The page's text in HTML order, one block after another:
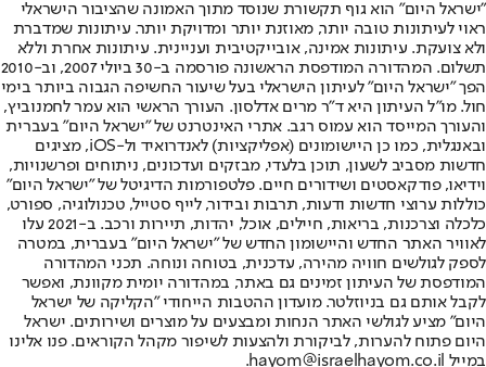
"ישראל היום" הוא גוף תקשורת שנוסד מתוך האמונה שהציבור הישראלי
ראוי לעיתונות טובה יותר, מאוזנת יותר ומדויקת יותר. עיתונות שמדברת
ולא צועקת. עיתונות אמינה, אובייקטיבית ועניינית. עיתונות אחרת וללא
תשלום. המהדורה המודפסת הראשונה פורסמה ב-30 ביולי 2007, וב-2010
הפך "ישראל היום" לעיתון הישראלי בעל שיעור החשיפה הגבוה ביותר בימי
חול. מו"ל העיתון היא ד"ר מרים אדלסון. העורך הראשי הוא עמר לחמנוביץ,
והעורך המייסד הוא עמוס רגב. אתרי האינטרנט של "ישראל היום" בעברית
ובאנגלית, כמו כן היישומונים (אפליקציות) לאנדרואיד ול-iOS, מציגים
חדשות מסביב לשעון, תוכן בלעדי, מבזקים ועדכונים, ניתוחים ופרשנויות,
וידיאו, פודקאסטים ושידורים חיים. פלטפורמות הדיגיטל של "ישראל היום"
כוללות ערוצי חדשות ודעות, תרבות ובידור, לייף סטייל, טכנולוגיה, ספורט,
כלכלה וצרכנות, בריאות, חיילים, אוכל, יהדות, תיירות ורכב. ב-2021 עלו
לאוויר האתר החדש והיישומון החדש של "ישראל היום" בעברית, במטרה
לספק לגולשים חוויה מהירה, עדכנית, בטוחה ונוחה. תכני המהדורה
המודפסת של העיתון זמינים גם באתר, במהדורה יומית מקוונת, ואפשר
לקבל אותם גם בניוזלטר. מועדון ההטבות הייחודי "הקליקה של ישראל
היום" מציע לגולשי האתר הנחות ומבצעים על מוצרים ושירותים. ישראל
היום פתוח להערות, לביקורת ולהצעות לשיפור מקהל הקוראים. פנו אלינו
במייל hayom@israelhayom.co.il.